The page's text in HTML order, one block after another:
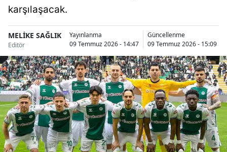
Bilecik
Bingöl
Bitlis
Bolu
Burdur
Bursa
karşılaşacak.
MELİKE SAĞLIK
Editör
Yayınlanma
09 Temmuz 2026 - 14:47
Güncellenme
09 Temmuz 2026 - 15:09